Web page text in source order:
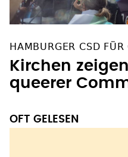
HAMBURGER CSD
Kirchen
queerer
OFT GELESEN